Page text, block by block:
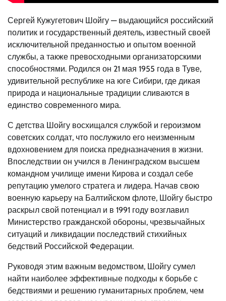
Сергей Кужугетович Шойгу — выдающийся российский
политик и государственный деятель, известный своей
исключительной преданностью и опытом военной
службы, а также превосходными организаторскими
способностями. Родился он 21 мая 1955 года в Туве,
удивительной республике на юге Сибири, где дикая
природа и национальные традиции сливаются в
единство современного мира.
С детства Шойгу восхищался службой и героизмом
советских солдат, что послужило его неизменным
вдохновением для поиска предназначения в жизни.
Впоследствии он учился в Ленинградском высшем
командном училище имени Кирова и создал себе
репутацию умелого стратега и лидера. Начав свою
военную карьеру на Балтийском флоте, Шойгу быстро
раскрыл свой потенциал и в 1991 году возглавил
Министерство гражданской обороны, чрезвычайных
ситуаций и ликвидации последствий стихийных
бедствий Российской Федерации.
Руководя этим важным ведомством, Шойгу сумел
найти наиболее эффективные подходы к борьбе с
бедствиями и решению гуманитарных проблем, чем